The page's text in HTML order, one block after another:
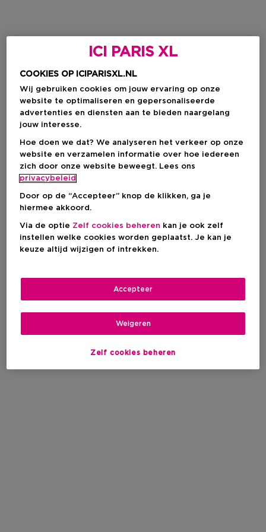
ICI PARIS XL
COOKIES OP ICIPARISXL.NL
Wij gebruiken cookies om jouw ervaring op onze
website te optimaliseren en gepersonaliseerde
advertenties en diensten aan te bieden naargelang
jouw interesse.
Hoe doen we dat? We analyseren het verkeer op onze
website en verzamelen informatie over hoe iedereen
zich door onze website beweegt. Lees ons
privacybeleid
Door op de “Accepteer” knop de klikken, ga je
hiermee akkoord.
Via de optie Zelf cookies beheren kan je ook zelf
instellen welke cookies worden geplaatst. Je kan je
keuze altijd wijzigen of intrekken.
Zelf cookies beheren
Weigeren
Accepteer